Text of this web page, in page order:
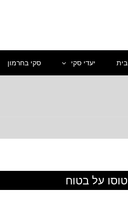
בית יעדי סקי סקי בחרמון
טוסו על בטוח